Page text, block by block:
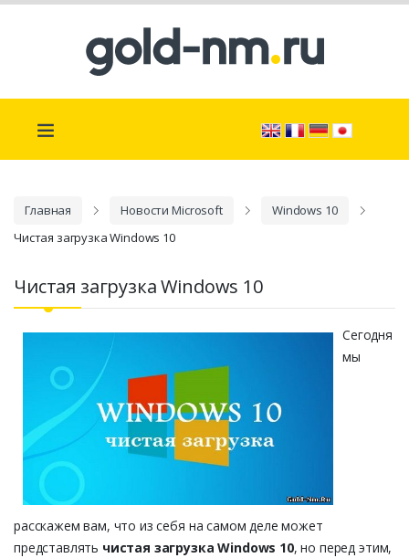
Главная Новости Microsoft
Windows 10
Чистая загрузка Windows 10
Чистая загрузка Windows 10
Сегодня
мы
расскажем вам, что из себя на самом деле может
представлять чистая загрузка Windows 10, но перед этим,